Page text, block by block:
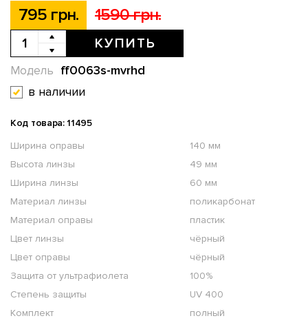
795 грн. 1590 грн.
КУПИТЬ
ff0063s-mvrhd
Модель
в наличии
Код товара: 11495
Ширина оправы
140 мм
Высота линзы
49 мм
Ширина линзы
60 мм
Материал линзы
поликарбонат
Материал оправы
пластик
Цвет линзы
чёрный
Цвет оправы
чёрный
Защита от ультрафиолета
100%
Степень защиты
UV 400
Комплект
полный